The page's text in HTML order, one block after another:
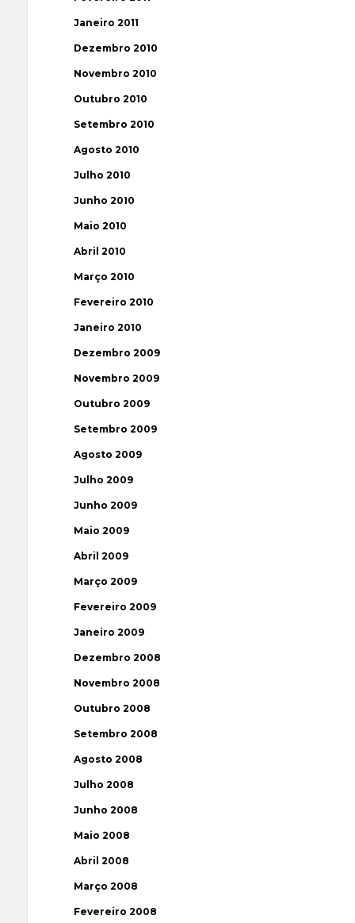
Janeiro 2011
Dezembro 2010
Novembro 2010
Outubro 2010
Setembro 2010
Agosto 2010
Julho 2010
Junho 2010
Maio 2010
Abril 2010
Março 2010
Fevereiro 2010
Janeiro 2010
Dezembro 2009
Novembro 2009
Outubro 2009
Setembro 2009
Agosto 2009
Julho 2009
Junho 2009
Maio 2009
Abril 2009
Março 2009
Fevereiro 2009
Janeiro 2009
Dezembro 2008
Novembro 2008
Outubro 2008
Setembro 2008
Agosto 2008
Julho 2008
Junho 2008
Maio 2008
Abril 2008
Março 2008
Fevereiro 2008